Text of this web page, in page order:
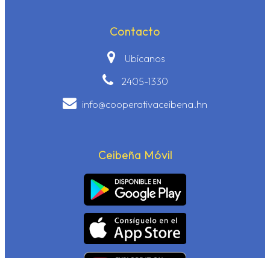
Contacto
Ubícanos
2405-1330
info@cooperativaceibena.hn
Ceibeña Móvil